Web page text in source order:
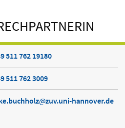
511 762 19180
511 762 3009
zuv.uni-hannover.de